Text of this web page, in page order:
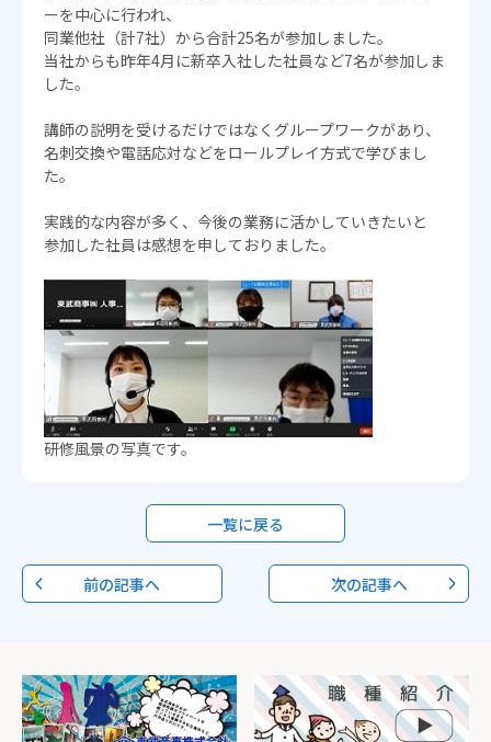
ーを中心に行われ、
同業他社（計7社）から合計25名が参加しました。
当社からも昨年4月に新卒入社した社員など7名が参加しま
した。
講師の説明を受けるだけではなくグループワークがあり、
名刺交換や電話応対などをロールプレイ方式で学びまし
た。
実践的な内容が多く、今後の業務に活かしていきたいと
参加した社員は感想を申しておりました。
研修風景の写真です。
一覧に戻る
前の記事へ 次の記事へ